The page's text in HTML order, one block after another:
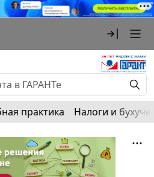
практика Налоги и